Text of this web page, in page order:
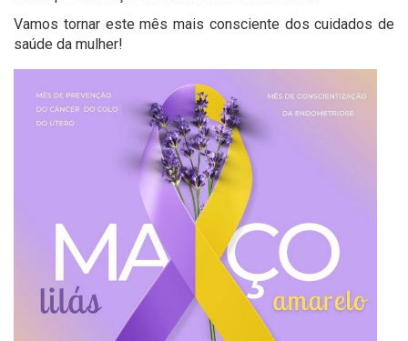
Vamos tornar este mês mais consciente dos cuidados de
saúde da mulher!